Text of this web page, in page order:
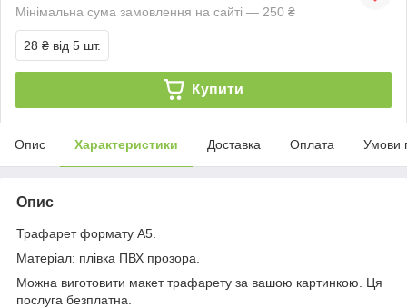
Мінімальна сума замовлення на сайті — 250 ₴
28 ₴ від 5 шт.
Купити
Опис Характеристики Доставка Оплата Умови
Опис
Трафарет формату А5.
Матеріал: плівка ПВХ прозора.
Можна виготовити макет трафарету за вашою картинкою. Ця
послуга безплатна.